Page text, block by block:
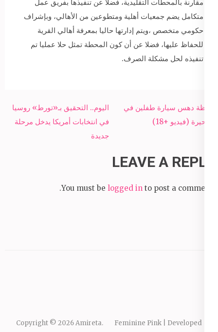
مقارنة بالمحطات التقليدية، فضلاً عن تنفيذها بفريق عمل
متكامل يضم جمعيات أهلية ومتطوعين من الأهالي، وبإشراف
حكومي متخصص ،ويتم إدارتها حاليا بمعرفة أهالي القرية
للحفاظ عليها، فضلا عن أن كون المحطة تمثل حلا عمليا تم
تنفيذه لحل مشكلة الصرف.
Post
navigation
اليوم.. التحقيق بـ«تورط» روسيا
في انتخابات أمريكا يدخل مرحلة
جديدة
لحظة دهس سيارة طفلين في
البحيرة (فيديو +18)
LEAVE A REPLY
You must be logged in to post a comment.
Copyright © 2026Amireta. Feminine Pink | Developed